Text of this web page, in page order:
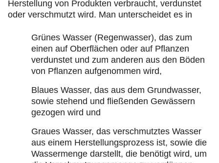
Herstellung von Produkten verbraucht, verdunstet
oder verschmutzt wird. Man unterscheidet es in
Grünes Wasser (Regenwasser), das zum
einen auf Oberflächen oder auf Pflanzen
verdunstet und zum anderen aus den Böden
von Pflanzen aufgenommen wird,
Blaues Wasser, das aus dem Grundwasser,
sowie stehend und fließenden Gewässern
gezogen wird und
Graues Wasser, das verschmutztes Wasser
aus einem Herstellungsprozess ist, sowie die
Wassermenge darstellt, die benötigt wird, um